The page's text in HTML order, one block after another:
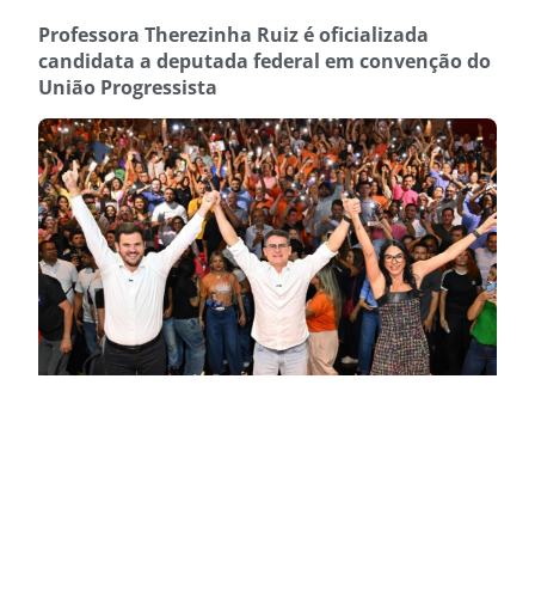
Professora Therezinha Ruiz é oficializada
candidata a deputada federal em convenção do
União Progressista